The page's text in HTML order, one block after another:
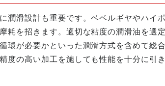
潤滑設計も重要です。ベベルギヤやハイ
耗を招きます。適切な粘度の潤滑油を選
環が必要かといった潤滑方式を含めて総
度の高い加工を施しても性能を十分に引